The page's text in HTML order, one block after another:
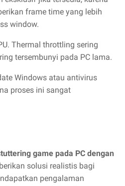
frame time yang lebih
window.
Thermal throttling sering
tersembunyi pada PC lama.
Windows atau antivirus
proses ini sangat
game pada PC dengan
solusi realistis bagi
pengalaman